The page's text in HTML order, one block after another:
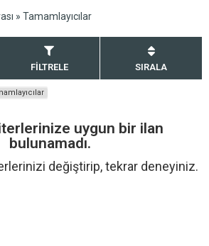
» Tamamlayıcılar
FİLTRELE SIRALA
uygun bir ilan
bulunamadı.
değiştirip, tekrar deneyiniz.